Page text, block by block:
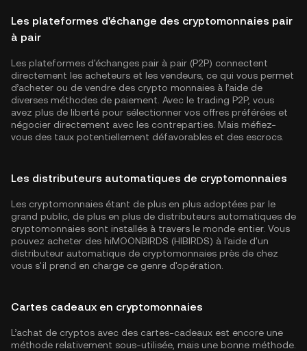
Les plateformes d'échange des cryptomonnaies pair
à pair
Les plateformes d'échanges pair à pair (P2P) connectent
directement les acheteurs et les vendeurs, ce qui vous permet
d’acheter ou de vendre des crypto monnaies à l’aide de
diverses méthodes de paiement. Avec le trading P2P, vous
avez plus de liberté pour sélectionner vos offres préférées et
négocier directement avec les contreparties. Mais méfiez-
vous des taux potentiellement défavorables et des escrocs.
Les distributeurs automatiques de cryptomonnaies
Les cryptomonnaies étant de plus en plus adoptées par le
grand public, de plus en plus de distributeurs automatiques de
cryptomonnaies sont installés à travers le monde entier. Vous
pouvez acheter des hiMOONBIRDS (HIBIRDS) à l'aide d'un
distributeur automatique de cryptomonnaies près de chez
vous s'il prend en charge ce genre d'opération.
Cartes cadeaux en cryptomonnaies
L’achat de cryptos avec des cartes-cadeaux est encore une
méthode relativement sous-utilisée, mais une bonne méthode.